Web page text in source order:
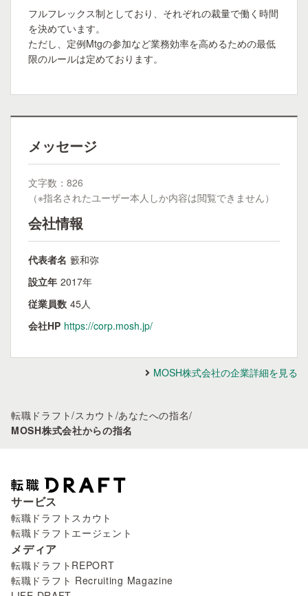
フルフレックス制としており、それぞれの裁量で働く時間
を決めています。
ただし、定例Mtgの参加など業務効率を高めるための最低
限のルールは定めております。
メッセージ
文字数：826
（※指名されたユーザー本人しか内容は閲覧できません）
会社情報
代表者名 籔和弥
設立年 2017年
従業員数 45人
会社HP https://corp.mosh.jp/
MOSH株式会社の企業詳細を見る
転職ドラフト/スカウト /あなたへの指名/
MOSH株式会社からの指名
サービス
転職ドラフトスカウト
転職ドラフトエージェント
メディア
転職ドラフトREPORT
転職ドラフト Recruiting Magazine